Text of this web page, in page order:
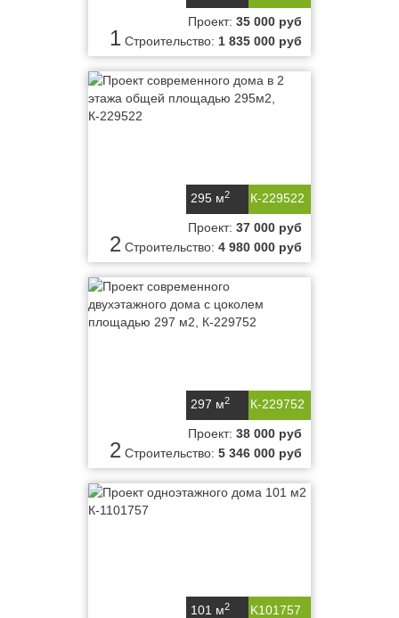
1
Проект: 35 000 руб
Строительство: 1 835 000 руб
К-229522
295 м2
2
Проект: 37 000 руб
Строительство: 4 980 000 руб
К-229752
297 м2
2
Проект: 38 000 руб
Строительство: 5 346 000 руб
K101757
101 м2